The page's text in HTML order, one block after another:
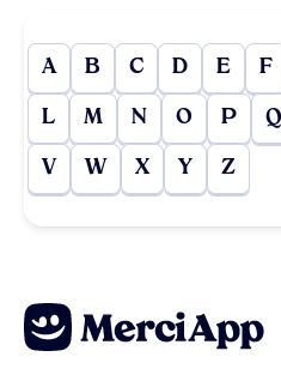
A B C D E F
L M N O P Q
V W X Y Z